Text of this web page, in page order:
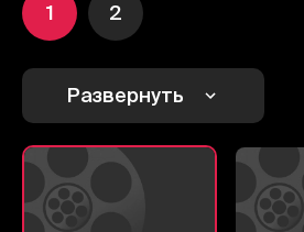
1 2
Развернуть 1
Отправить
Отменить